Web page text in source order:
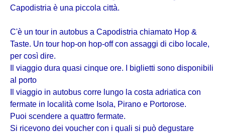
Capodistria è una piccola città.
C'è un tour in autobus a Capodistria chiamato Hop &
Taste. Un tour hop-on hop-off con assaggi di cibo locale,
per così dire.
Il viaggio dura quasi cinque ore. I biglietti sono disponibili
al porto
Il viaggio in autobus corre lungo la costa adriatica con
fermate in località come Isola, Pirano e Portorose.
Puoi scendere a quattro fermate.
Si ricevono dei voucher con i quali si può degustare